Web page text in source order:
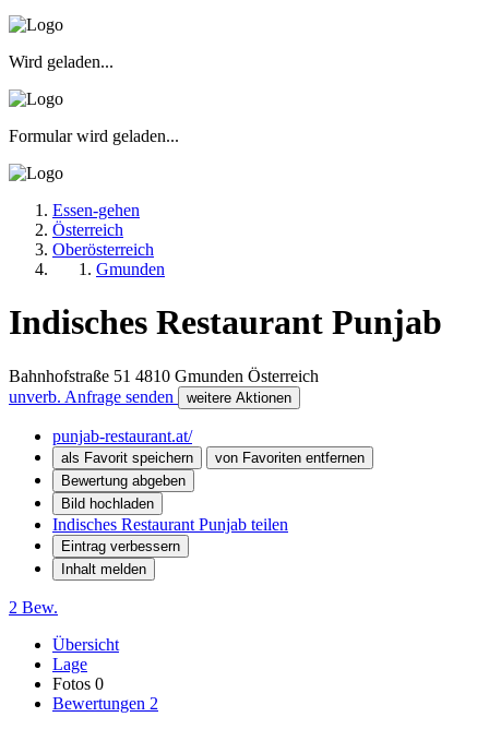
Wird geladen...
Formular wird geladen...
Essen-gehen
Österreich
Oberösterreich
Gmunden
Indisches Restaurant Punjab
Bahnhofstraße 51 4810 Gmunden Österreich
unverb. Anfrage senden
weitere Aktionen
punjab-restaurant.at/
als Favorit speichern
von Favoriten entfernen
Bewertung abgeben
Bild hochladen
Indisches Restaurant Punjab teilen
Eintrag verbessern
Inhalt melden
2 Bew.
Übersicht
Lage
Fotos 0
Bewertungen 2